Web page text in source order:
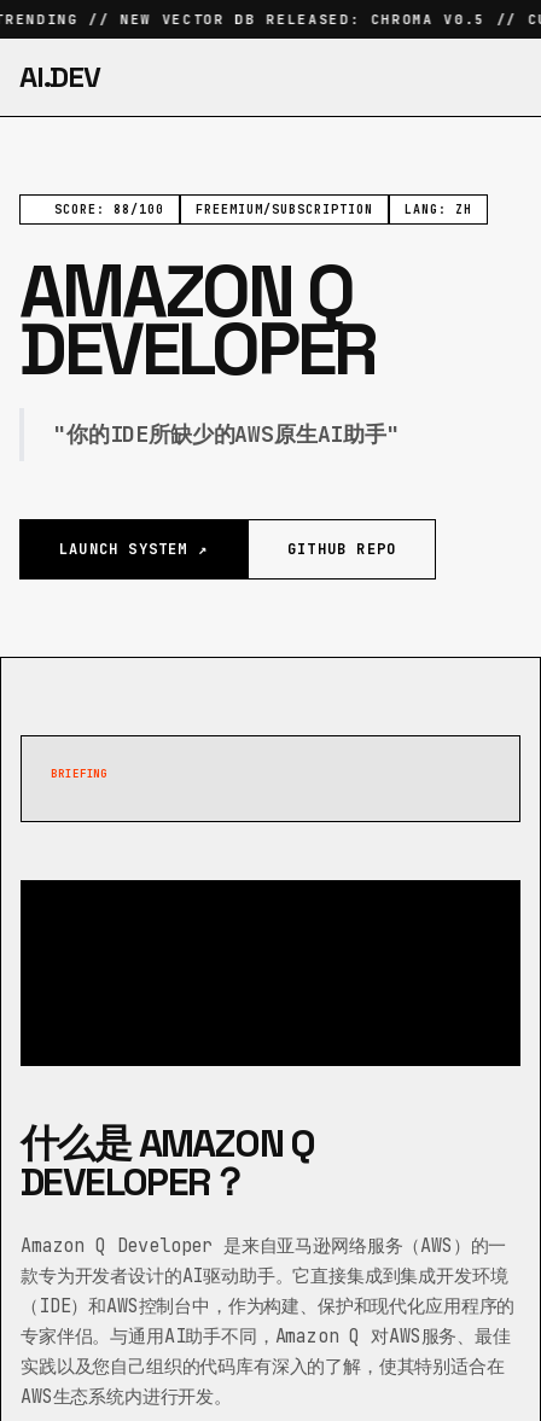
// NEW VECTOR DB RELEASED: CHROMA V0.5
AI.DEV
SCORE: 88/100 FREEMIUM/SUBSCRIPTION LANG: ZH
AMAZON Q
DEVELOPER
"你的IDE所缺少的AWS原生AI助手"
LAUNCH SYSTEM ↗ GITHUB REPO
BRIEFING
什么是 AMAZON Q
DEVELOPER？
Amazon Q Developer 是来自亚马逊网络服务（AWS）的一
款专为开发者设计的AI驱动助手。它直接集成到集成开发环境
（IDE）和AWS控制台中，作为构建、保护和现代化应用程序的
专家伴侣。与通用AI助手不同，Amazon Q 对AWS服务、最佳
实践以及您自己组织的代码库有深入的了解，使其特别适合在
AWS生态系统内进行开发。